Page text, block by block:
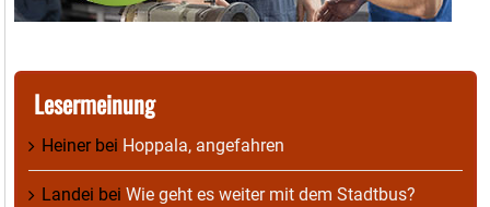
Lesermeinung
Heinerbei Hoppala, angefahren
Landei bei Wie geht es weiter mit dem Stadtbus?